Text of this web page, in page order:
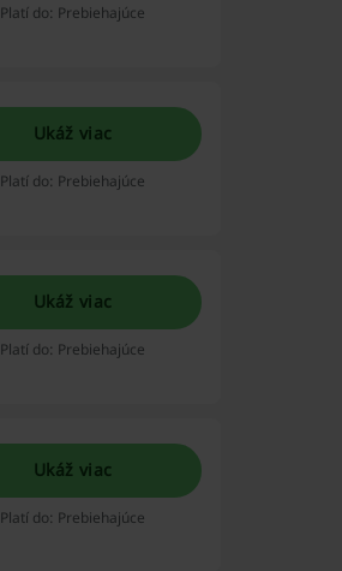
Platí do: Prebiehajúce
Ukáž viac
Platí do: Prebiehajúce
Ukáž viac
Platí do: Prebiehajúce
Ukáž viac
Platí do: Prebiehajúce